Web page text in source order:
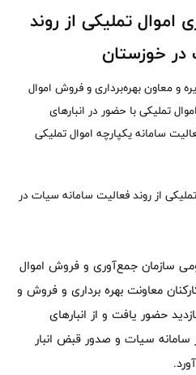
اموال تملیکی از روند
در خوزستان
و معاون بهره‌برداری و فروش اموال
تملیکی با حضور در انبارهای
سامانه یکپارچه اموال تملیکی
سازمان جمع‌آوری و فروش اموال
معاونت بهره برداری و فروش و
حضور یافت و از انبارهای
سامانه سیات و صدور قبض انبار